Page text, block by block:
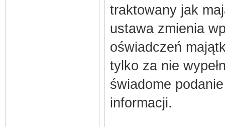
traktowany jak
ustawa zmienia
oświadczeń
tylko za nie
świadome
informacji.